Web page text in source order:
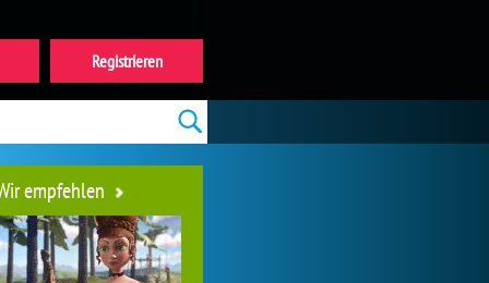
empfehlen
Registrieren